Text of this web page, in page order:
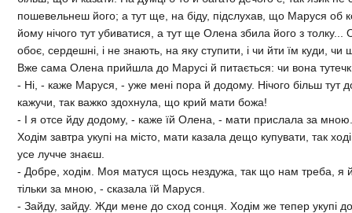
пошевельнеш його; а тут ще, на бiду, пiдслухав, що Маруся об
йому нiчого тут убиватися, а тут ще Олена збила його з толку...
обоє, сердешнi, i не знають, на яку ступити, i чи йти їм куди, чи
Вже сама Олена прийшла до Марусi й питається: чи вона
- Нi, - каже Маруся, - уже менi пора й додому. Нiчого бiльш тут
кажучи, так важко здохнула, що крий мати божа!
- I я отсе йду додому, - каже їй Олена, - мати прислала за
Ходiм завтра укупi на мiсто, мати казала дещо купувати, так
усе лучче знаєш.
- Добре, ходiм. Моя матуся щось нездужа, так що нам треба, я
тiльки за мною, - сказала їй Маруся.
- Зайду, зайду. Жди мене до сход сонця. Ходiм же тепер укупi